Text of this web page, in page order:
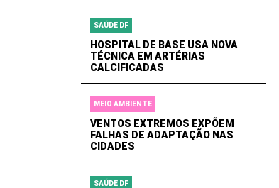
SAÚDE DF
HOSPITAL DE BASE USA NOVA
TÉCNICA EM ARTÉRIAS
CALCIFICADAS
MEIO AMBIENTE
VENTOS EXTREMOS EXPÕEM
FALHAS DE ADAPTAÇÃO NAS
CIDADES
SAÚDE DF